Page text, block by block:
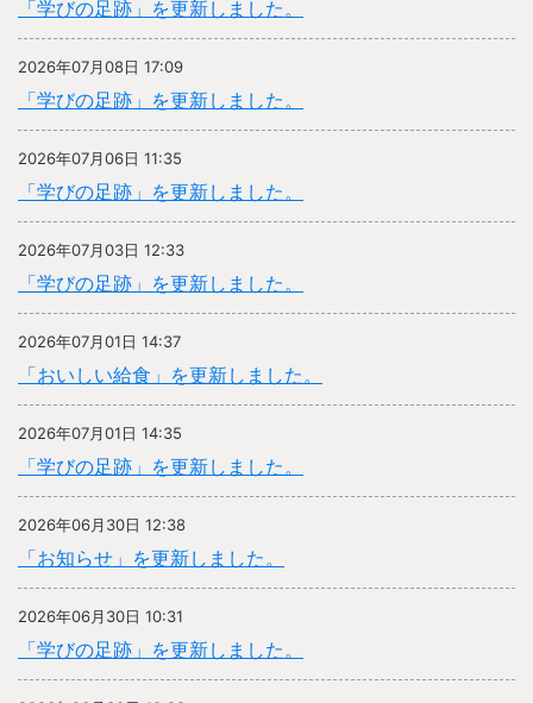
「学びの足跡」を更新しました。
2026年07月08日 17:09
「学びの足跡」を更新しました。
2026年07月06日 11:35
「学びの足跡」を更新しました。
2026年07月03日 12:33
「学びの足跡」を更新しました。
2026年07月01日 14:37
「おいしい給食」を更新しました。
2026年07月01日 14:35
「学びの足跡」を更新しました。
2026年06月30日 12:38
「お知らせ」を更新しました。
2026年06月30日 10:31
「学びの足跡」を更新しました。